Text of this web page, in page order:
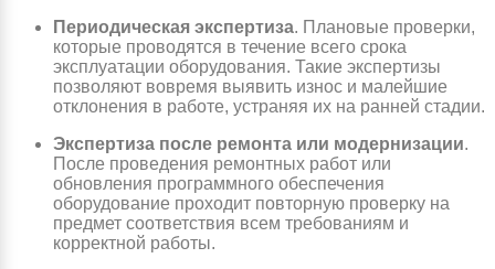
Периодическая экспертиза. Плановые проверки,
которые проводятся в течение всего срока
эксплуатации оборудования. Такие экспертизы
позволяют вовремя выявить износ и малейшие
отклонения в работе, устраняя их на ранней стадии.
Экспертиза после ремонта или модернизации.
После проведения ремонтных работ или
обновления программного обеспечения
оборудование проходит повторную проверку на
предмет соответствия всем требованиям и
корректной работы.